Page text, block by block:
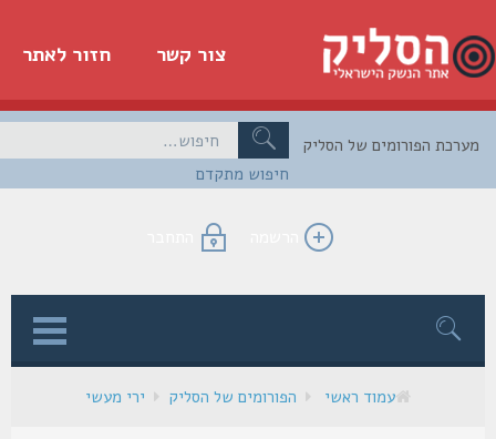
חזור לאתר צור קשר
חיפוש מתקדם
הפורומים של הסליק
הרשמה התחבר
עמוד ראשי הפורומים של הסליק ירי מעשי